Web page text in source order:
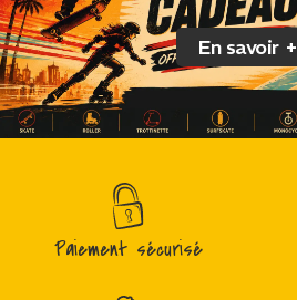
En savoir +
Paiement sécurisé